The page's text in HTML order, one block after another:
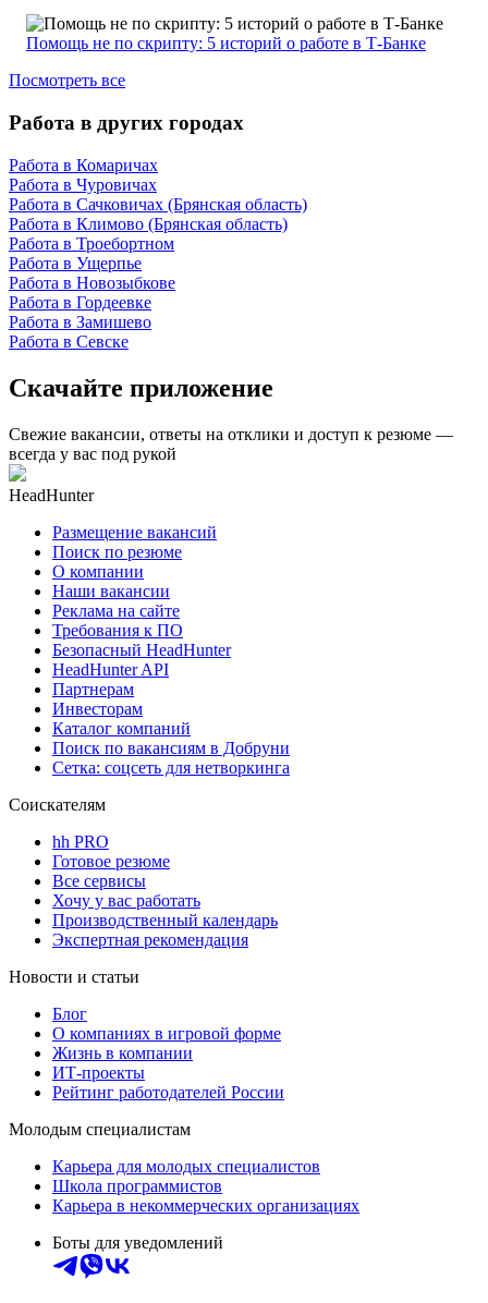
Помощь не по скрипту: 5 историй о работе в Т-Банке
Посмотреть все
Работа в других городах
Работа в Комаричах
Работа в Чуровичах
Работа в Сачковичах (Брянская область)
Работа в Климово (Брянская область)
Работа в Троебортном
Работа в Ущерпье
Работа в Новозыбкове
Работа в Гордеевке
Работа в Замишево
Работа в Севске
Скачайте приложение
Свежие вакансии, ответы на отклики и доступ к резюме —
всегда у вас под рукой
HeadHunter
Размещение вакансий
Поиск по резюме
О компании
Наши вакансии
Реклама на сайте
Требования к ПО
Безопасный HeadHunter
HeadHunter API
Партнерам
Инвесторам
Каталог компаний
Поиск по вакансиям в Добруни
Сетка: соцсеть для нетворкинга
Соискателям
hh PRO
Готовое резюме
Все сервисы
Хочу у вас работать
Производственный календарь
Экспертная рекомендация
Новости и статьи
Блог
О компаниях в игровой форме
Жизнь в компании
ИТ-проекты
Рейтинг работодателей России
Молодым специалистам
Карьера для молодых специалистов
Школа программистов
Карьера в некоммерческих организациях
Боты для уведомлений